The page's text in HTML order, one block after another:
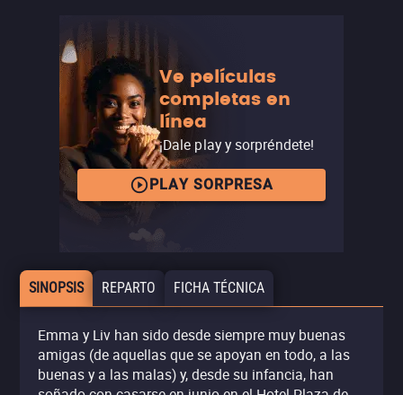
Ve películas
completas en
línea
¡Dale play y sorpréndete!
PLAY SORPRESA
SINOPSIS REPARTO FICHA TÉCNICA
Emma y Liv han sido desde siempre muy buenas
amigas (de aquellas que se apoyan en todo, a las
buenas y a las malas) y, desde su infancia, han